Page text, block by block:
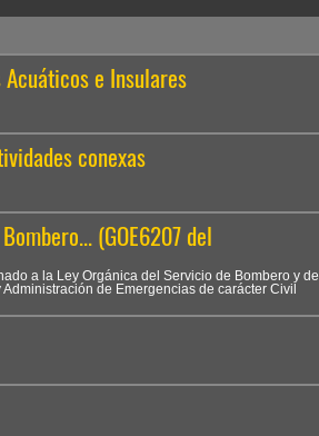
Acuáticos e Insulares
conexas
(GOE6207 del
a la Ley Orgánica del Servicio de Bombero y de
de Emergencias de carácter Civil